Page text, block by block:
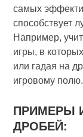
самых
способствует
Например,
игры, в
или гадая на
игровому полю.
ПРИМЕРЫ
ДРОБЕЙ: